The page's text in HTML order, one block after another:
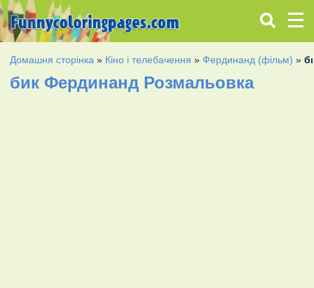
Домашня сторінка » Кіно і телебачення »Фердинанд (фільм) »
бик Фердинанд Розмальовка